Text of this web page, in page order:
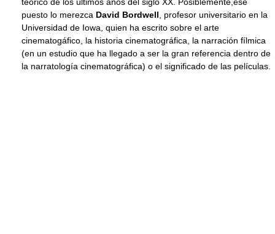
puesto lo merezca David Bordwell , profesor universitario en la
Universidad de Iowa, quien ha escrito sobre el arte
cinematogáfico, la historia cinematográfica, la narración fílmica
(en un estudio que ha llegado a ser la gran referencia dentro de
la narratología cinematográfica) o el significado de las películas.